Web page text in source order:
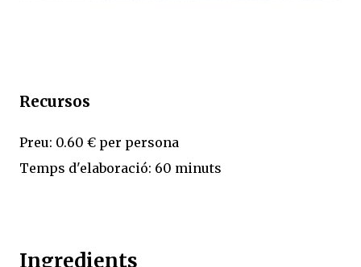
Recursos
Preu: 0.60 € per persona
Temps d'elaboració: 60 minuts
Ingredients